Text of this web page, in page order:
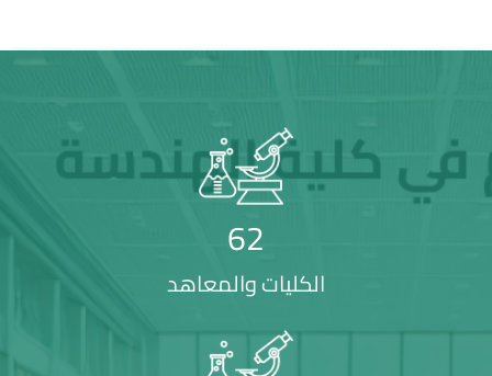
62
الكليات والمعاهد